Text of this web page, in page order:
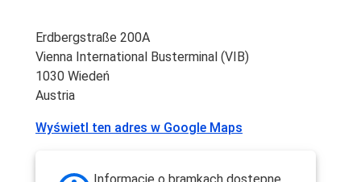
Erdbergstraße 200A
Vienna International Busterminal (VIB)
1030 Wiedeń
Austria
Wyświetl ten adres w Google Maps